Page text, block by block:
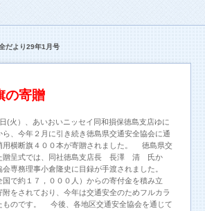
だより29年1月号
の寄贈
(火）、あいおいニッセイ同和損保徳島支店ゆに
ら、今年２月に引き続き徳島県交通安全協会に通
用横断旗４００本が寄贈されました。 徳島県交
贈呈式では、同社徳島支店長 長澤 清 氏か
会専務理事小倉隆史に目録が手渡されました。
国で約１７，０００人）からの寄付金を積み立
をされており、今年は交通安全のためフルカラ
ものです。 今後、各地区交通安全協会を通じて